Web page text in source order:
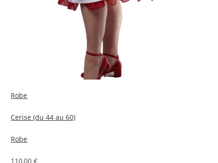
Robe
Cerise (du 44 au 60)
Robe
110,00 €